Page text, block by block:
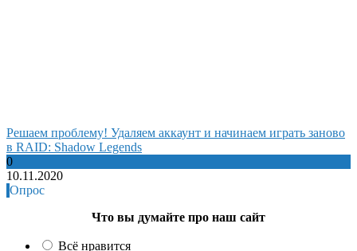
Решаем проблему! Удаляем аккаунт и начинаем играть заново
в RAID: Shadow Legends
0
10.11.2020
Опрос
Что вы думайте про наш сайт
Всё нравится